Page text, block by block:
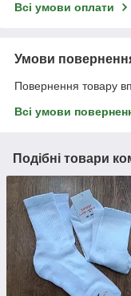
Всі умови оплати
Умови
Повернення товару
Всі умови
Подібні товари